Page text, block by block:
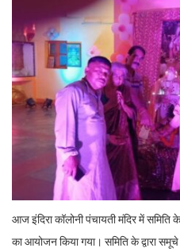
आज इंदिरा कॉलोनी पंचायती मंदिर में समिति के
का आयोजन किया गया। समिति के द्वारा